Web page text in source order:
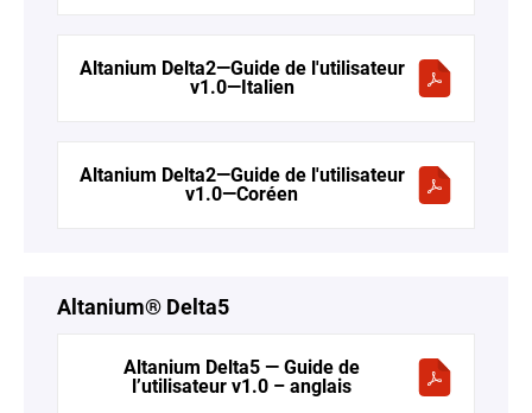
Altanium Delta2—Guide de l'utilisateur
v1.0—Italien
Altanium Delta2—Guide de l'utilisateur
v1.0—Coréen
Altanium® Delta5
Altanium Delta5 — Guide de
l’utilisateur v1.0 – anglais